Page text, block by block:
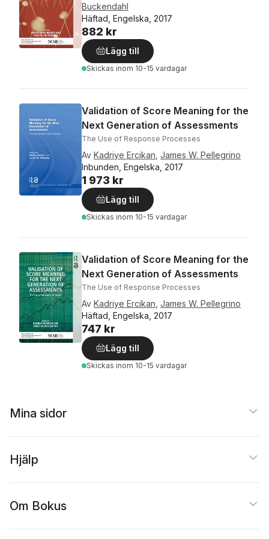
Buckendahl
Häftad, Engelska, 2017
882 kr
Lägg till
Skickas inom 10-15 vardagar
Validation of Score Meaning for the
Next Generation of Assessments
The Use of Response Processes
Av Kadriye Ercikan James W. Pellegrino
Inbunden, Engelska, 2017
1 973 kr
Lägg till
Skickas inom 10-15 vardagar
Validation of Score Meaning for the
Next Generation of Assessments
The Use of Response Processes
Av Kadriye Ercikan James W. Pellegrino
Häftad, Engelska, 2017
747 kr
Lägg till
Skickas inom 10-15 vardagar
Mina sidor
Hjälp
Om Bokus